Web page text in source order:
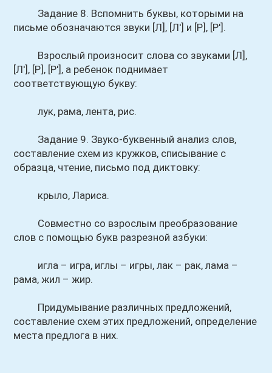
Задание 8. Вспомнить буквы, которыми на
письме обозначаются звуки [Л], [Л'] и [Р], [Р'].
Взрослый произносит слова со звуками [Л],
[Л'], [Р], [Р'], а ребенок поднимает
соответствующую букву:
лук, рама, лента, рис.
Задание 9. Звуко-буквенный анализ слов,
составление схем из кружков, списывание с
образца, чтение, письмо под диктовку:
крыло, Лариса.
Совместно со взрослым преобразование
слов с помощью букв разрезной азбуки:
игла – игра, иглы – игры, лак – рак, лама –
рама, жил – жир.
Придумывание различных предложений,
составление схем этих предложений, определение
места предлога в них.